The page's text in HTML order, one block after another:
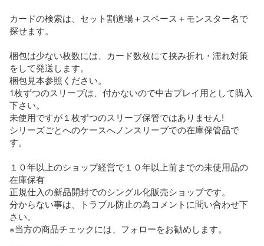
カードの検索は、セット割道場＋スペース＋モンスター名で
探せます。
梱包は少ない枚数には、カード数枚にて挟み折れ・濡れ対策
をして発送します。
梱包見本参照ください。
1枚ずつのスリーブは、付かないので中古プレイ用として購入
下さい。
未使用ですが１枚ずつのスリーブ保管ではありません!
シリーズごとへのケースへノンスリーブでの在庫保管品で
す。
１０年以上のショップ経営で１０年以上前までの未使用品の
在庫保有
正規仕入の新品開封でのシングル化販売ショップです。
分からない事は、トラブル防止の為コメントに問い合わせ下
さい。
※当方の商品チェックには、フォローをお勧めします。